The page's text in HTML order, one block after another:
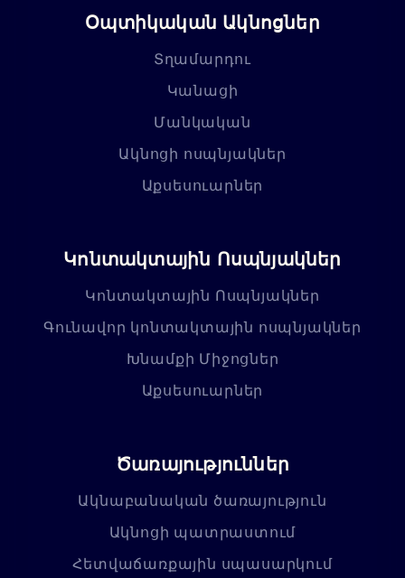
Օպտիկական Ակնոցներ
Տղամարդու
Կանացի
Մանկական
Ակնոցի ոսպնյակներ
Աքսեսուարներ
Կոնտակտային Ոսպնյակներ
Կոնտակտային Ոսպնյակներ
Գունավոր կոնտակտային ոսպնյակներ
Խնամքի Միջոցներ
Աքսեսուարներ
Ծառայություններ
Ակնաբանական ծառայություն
Ակնոցի պատրաստում
Հետվաճառքային սպասարկում